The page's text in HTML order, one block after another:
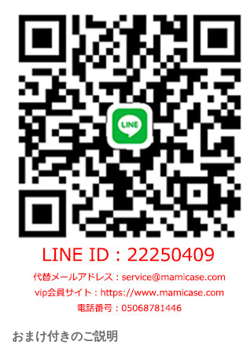
おまけ付きのご説明